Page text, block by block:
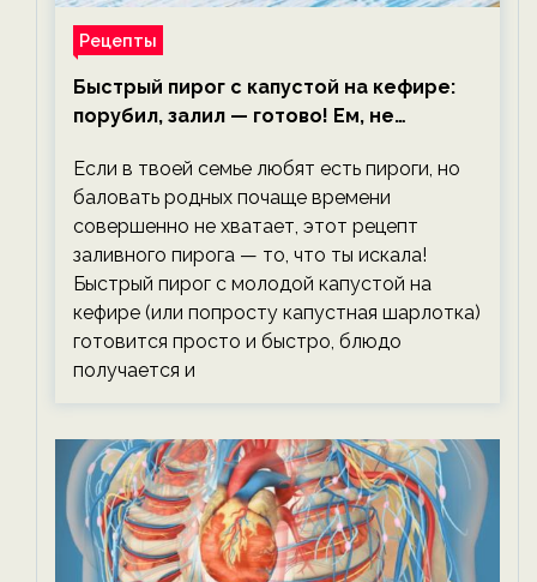
Рецепты
Быстрый пирог с капустой на кефире:
порубил, залил — готово! Ем, не
Если в твоей семье любят есть пироги, но
баловать родных почаще времени
совершенно не хватает, этот рецепт
заливного пирога — то, что ты искала!
Быстрый пирог с молодой капустой на
кефире (или попросту капустная шарлотка)
готовится просто и быстро, блюдо
получается и